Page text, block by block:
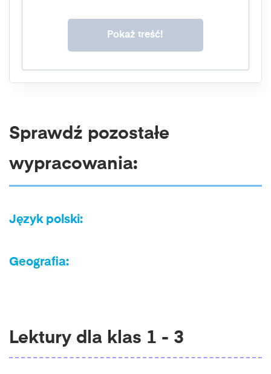
Sprawdź pozostałe
wypracowania:
Język polski:
Geografia:
Lektury dla klas 1 - 3